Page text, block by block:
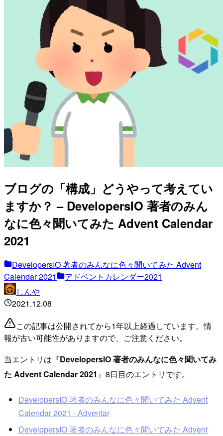
ブログの「構成」どうやって考えてい
ますか？ – DevelopersIO 著者のみん
なに色々聞いてみた Advent Calendar
2021
DevelopersIO 著者のみんなに色々聞いてみた Advent
Calendar 2021
アドベントカレンダー2021
しんや
2021.12.08
この記事は公開されてから1年以上経過しています。情
報が古い可能性がありますので、ご注意ください。
当エントリは『DevelopersIO 著者のみんなに色々聞いてみ
た Advent Calendar 2021 』8日目のエントリです。
DevelopersIO 著者のみんなに色々聞いてみた Advent
Calendar 2021 - Adventar
DevelopersIO 著者のみんなに色々聞いてみた Advent